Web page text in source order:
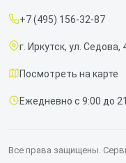
Срочный ремонт
Доставка и способы
Диагностика
Контакты
+7 (495) 156-32-87
г. Иркутск, ул. Седова,
Посмотреть на карте
Ежедневно с 9:00 до
Все права защищены.